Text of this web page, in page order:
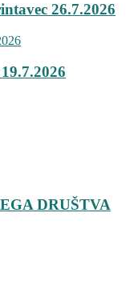
26.7.2026
DRUŠTVA